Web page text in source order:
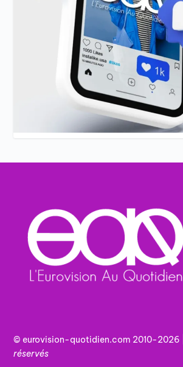
© eurovision-quotidien.com 2010-2026 |
réservés